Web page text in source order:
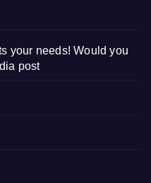
your needs! Would you
post